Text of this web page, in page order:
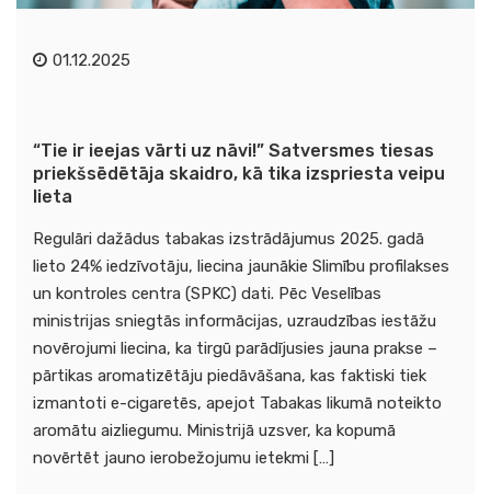
01.12.2025
“Tie ir ieejas vārti uz nāvi!” Satversmes tiesas
priekšsēdētāja skaidro, kā tika izspriesta veipu
lieta
Regulāri dažādus tabakas izstrādājumus 2025. gadā
lieto 24% iedzīvotāju, liecina jaunākie Slimību profilakses
un kontroles centra (SPKC) dati. Pēc Veselības
ministrijas sniegtās informācijas, uzraudzības iestāžu
novērojumi liecina, ka tirgū parādījusies jauna prakse –
pārtikas aromatizētāju piedāvāšana, kas faktiski tiek
izmantoti e-cigaretēs, apejot Tabakas likumā noteikto
aromātu aizliegumu. Ministrijā uzsver, ka kopumā
novērtēt jauno ierobežojumu ietekmi […]